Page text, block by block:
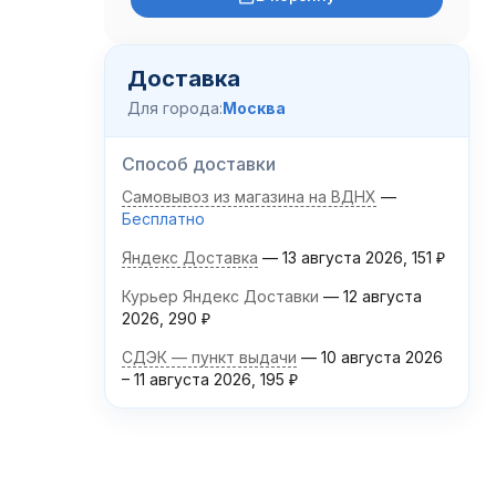
Доставка
Для города:Москва
Способ доставки
Самовывоз из магазина на ВДНХ
Бесплатно
Яндекс Доставка 13 августа 2026 151 ₽
Курьер Яндекс Доставки
12 августа
2026 290 ₽
СДЭК — пункт выдачи
10 августа 2026
– 11 августа 2026 195 ₽